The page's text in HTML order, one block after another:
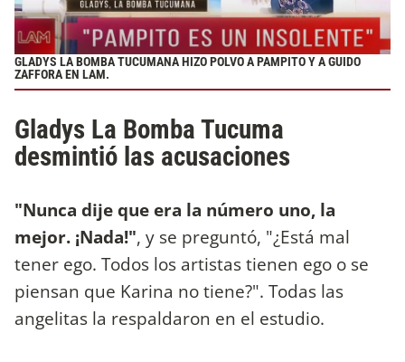
GLADYS LA BOMBA TUCUMANA HIZO POLVO A PAMPITO Y A GUIDO
ZAFFORA EN LAM.
Gladys La Bomba Tucuma
desmintió las acusaciones
"Nunca dije que era la número uno, la
mejor. ¡Nada!", y se preguntó, "¿Está mal
tener ego. Todos los artistas tienen ego o se
piensan que Karina no tiene?". Todas las
angelitas la respaldaron en el estudio.